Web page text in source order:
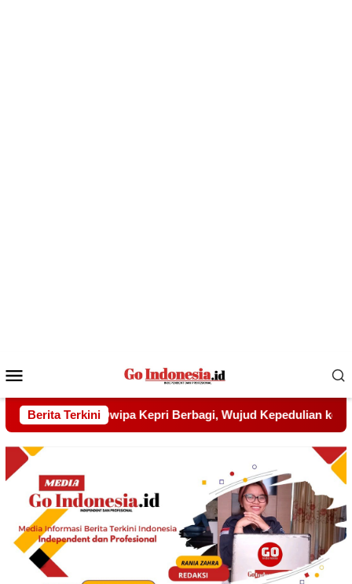
Mobile
Berita Terkini
Kepedulian kepada Pondok Tahfidz Yatim dan Dhuafa Al-